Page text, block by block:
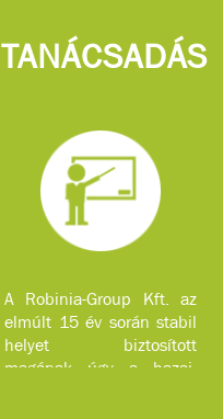
TANÁCSADÁS
A Robinia-Group Kft. az
elmúlt 15 év során stabil
helyet biztosított
magának úgy a hazai,